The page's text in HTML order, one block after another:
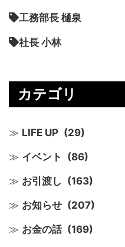
工務部長 樋泉
社長 小林
カテゴリ
LIFE UP (29)
イベント (86)
お引渡し (163)
お知らせ (207)
お金の話 (169)